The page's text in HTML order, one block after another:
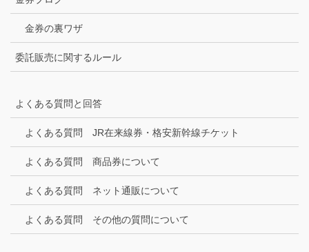
金券の裏ワザ
委託販売に関するルール
よくある質問と回答
よくある質問 JR在来線券・格安新幹線チケット
よくある質問 商品券について
よくある質問 ネット通販について
よくある質問 その他の質問について